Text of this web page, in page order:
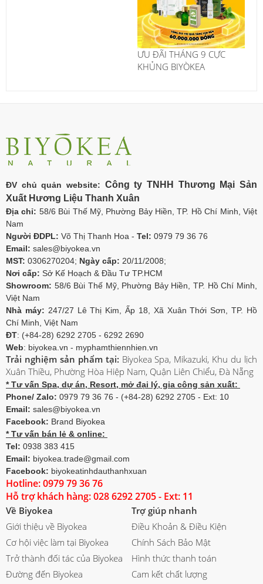
ƯU ĐÃI THÁNG 9 CỰC
KHỦNG BIYÒKEA
ĐV chủ quản website: Công ty TNHH Thương Mại Sản
Xuất Hương Liệu Thanh Xuân
Địa chỉ: 58/6 Bùi Thế Mỹ, Phường Bảy Hiền, TP. Hồ Chí Minh, Việt
Nam
Người ĐDPL: Võ Thị Thanh Hoa - Tel: 0979 79 36 76
Email: sales@biyokea.vn
MST: 0306270204; Ngày cấp: 20/11/2008;
Nơi cấp: Sở Kế Hoạch & Đầu Tư TP.HCM
Showroom: 58/6 Bùi Thế Mỹ, Phường Bảy Hiền, TP. Hồ Chí Minh,
Việt Nam
Nhà máy: 247/27 Lê Thị Kim, Ấp 18, Xã Xuân Thới Sơn, TP. Hồ
Chí Minh, Việt Nam
ĐT: (+84-28) 6292 2705 - 6292 2690
Web: biyokea.vn - myphamthiennhien.vn
Trải nghiệm sản phẩm tại: Biyokea Spa, Mikazuki, Khu du lịch
Xuân Thiều, Phường Hòa Hiệp Nam, Quận Liên Chiểu, Đà Nẵng
* Tư vấn Spa, dự án, Resort, mở đại lý, gia công sản xuất:
Phone/ Zalo: 0979 79 36 76 - (+84-28) 6292 2705 - Ext: 10
Email: sales@biyokea.vn
Facebook: Brand Biyokea
* Tư vấn bán lẻ & online:
Tel: 0938 383 415
Email: biyokea.trade@gmail.com
Facebook: biyokeatinhdauthanhxuan
Hotline: 0979 79 36 76
Hỗ trợ khách hàng: 028 6292 2705 - Ext: 11
Về Biyokea
Giới thiệu về Biyokea
Cơ hội việc làm tại Biyokea
Trở thành đối tác của Biyokea
Đường đến Biyokea
Trợ giúp nhanh
Điều Khoản & Điều Kiện
Chính Sách Bảo Mật
Hình thức thanh toán
Cam kết chất lượng